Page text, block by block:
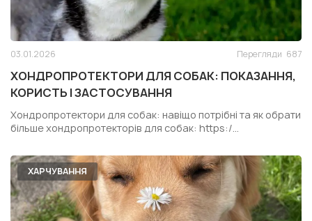
03.01.2026 Перегляди 687
ХОНДРОПРОТЕКТОРИ ДЛЯ СОБАК: ПОКАЗАННЯ,
КОРИСТЬ І ЗАСТОСУВАННЯ
Хондропротектори для собак: навіщо потрібні та як обрати
більше хондропротекторів для собак: https:/...
ХАРЧУВАННЯ